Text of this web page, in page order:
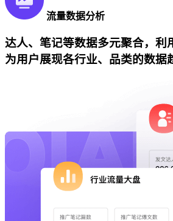
流量数据分析
达人、笔记等数据多元聚合，利
为用户展现各行业、品类的数据